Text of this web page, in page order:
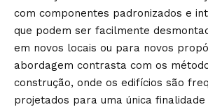
com componentes padronizados e
que podem ser facilmente
em novos locais ou para novos
abordagem contrasta com os
construção, onde os edifícios são
projetados para uma única